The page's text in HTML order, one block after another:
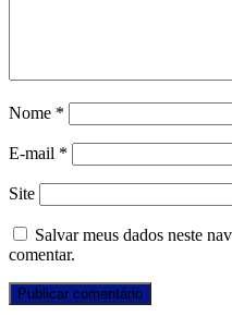
Nome *
E-mail *
Site
Salvar meus dados neste
comentar.